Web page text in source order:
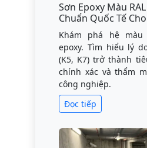
Sơn Epoxy Màu
Chuẩn Quốc Tế
Khám phá hệ
epoxy. Tìm hiểu lý
(K5, K7) trở thành
chính xác và thẩm
công nghiệp.
Đọc tiếp